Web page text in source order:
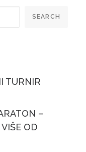
SEARCH
TURNIR
–
OD